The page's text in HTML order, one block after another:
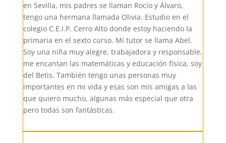
en Sevilla, mis padres se llaman Rocío y Álvaro,
tengo una hermana llamada Olivia. Estudio en el
colegio C.E.I.P. Cerro Alto donde estoy haciendo la
primaria en el sexto curso. Mi tutor se llama Abel.
Soy una niña muy alegre, trabajadora y responsable,
me encantan las matemáticas y educación física, soy
del Betis. También tengo unas personas muy
importantes en mi vida y esas son mis amigas a las
que quiero mucho, algunas más especial que otra
pero todas son fantásticas.